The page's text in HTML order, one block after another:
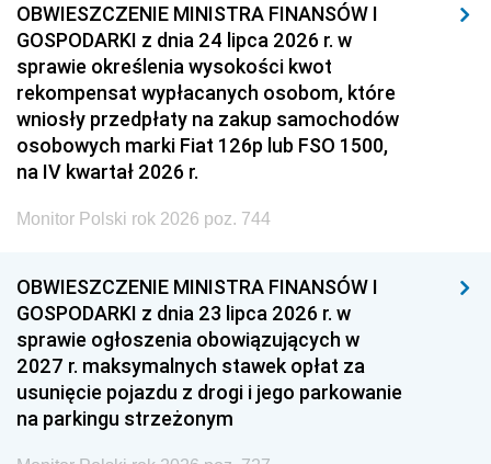
OBWIESZCZENIE MINISTRA FINANSÓW I
GOSPODARKI z dnia 24 lipca 2026 r. w
sprawie określenia wysokości kwot
rekompensat wypłacanych osobom, które
wniosły przedpłaty na zakup samochodów
osobowych marki Fiat 126p lub FSO 1500,
na IV kwartał 2026 r.
Monitor Polski rok 2026 poz. 744
OBWIESZCZENIE MINISTRA FINANSÓW I
GOSPODARKI z dnia 23 lipca 2026 r. w
sprawie ogłoszenia obowiązujących w
2027 r. maksymalnych stawek opłat za
usunięcie pojazdu z drogi i jego parkowanie
na parkingu strzeżonym